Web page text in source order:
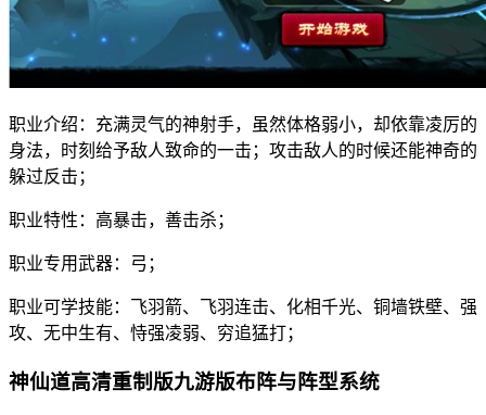
职业介绍：充满灵气的神射手，虽然体格弱小，却依靠凌厉的
身法，时刻给予敌人致命的一击；攻击敌人的时候还能神奇的
躲过反击；
职业特性：高暴击，善击杀；
职业专用武器：弓；
职业可学技能：飞羽箭、飞羽连击、化相千光、铜墙铁壁、强
攻、无中生有、恃强凌弱、穷追猛打；
神仙道高清重制版九游版布阵与阵型系统